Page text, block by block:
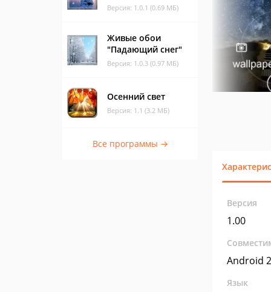
Версия: 1.0.1 (0.69 МБ)
Живые обои
"Падающий снег"
Версия: 1.0.3 (0.97 МБ)
Осенний свет
Версия: 1.1 (3.2 МБ)
Все программы →
Версия
1.00
Android
Язык